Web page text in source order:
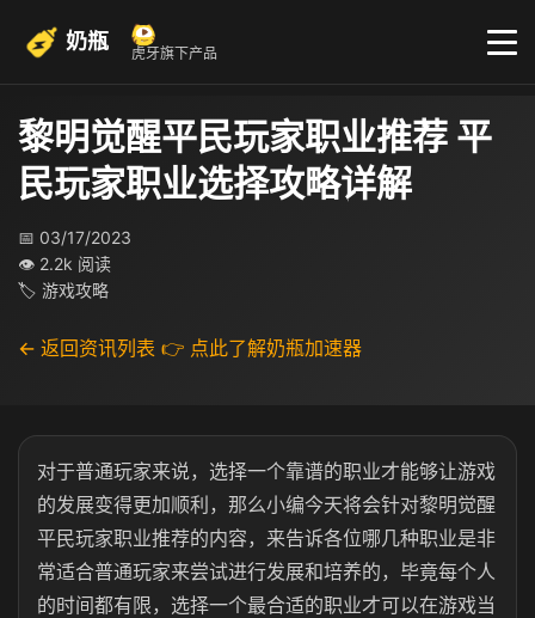
奶瓶 虎牙旗下产品
黎明觉醒平民玩家职业推荐 平
民玩家职业选择攻略详解
📅 03/17/2023
👁 2.2k 阅读
🏷 游戏攻略
← 返回资讯列表 👉 点此了解奶瓶加速器
对于普通玩家来说，选择一个靠谱的职业才能够让游戏
的发展变得更加顺利，那么小编今天将会针对黎明觉醒
平民玩家职业推荐的内容，来告诉各位哪几种职业是非
常适合普通玩家来尝试进行发展和培养的，毕竟每个人
的时间都有限，选择一个最合适的职业才可以在游戏当